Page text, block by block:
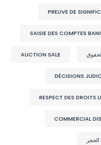
PREUVE DE
SAISIE DES COMPTES
AUCTION SALE
DÉCISIONS
RESPECT DES DROITS
COMMERCIAL